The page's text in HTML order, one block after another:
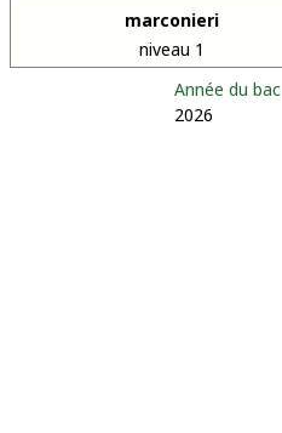
marconieri
niveau 1
Année du bac
2026